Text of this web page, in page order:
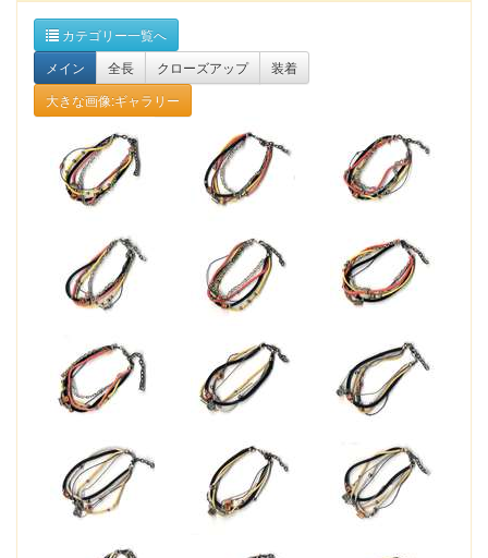
カテゴリー一覧へ
メイン
全長 クローズアップ
装着
大きな画像:ギャラリー